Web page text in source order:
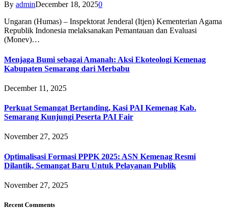
By adminDecember 18, 20250
Ungaran (Humas) – Inspektorat Jenderal (Itjen) Kementerian Agama
Republik Indonesia melaksanakan Pemantauan dan Evaluasi
(Monev)…
Menjaga Bumi sebagai Amanah: Aksi Ekoteologi Kemenag
Kabupaten Semarang dari Merbabu
December 11, 2025
Perkuat Semangat Bertanding, Kasi PAI Kemenag Kab.
Semarang Kunjungi Peserta PAI Fair
November 27, 2025
Optimalisasi Formasi PPPK 2025: ASN Kemenag Resmi
Dilantik, Semangat Baru Untuk Pelayanan Publik
November 27, 2025
Recent Comments